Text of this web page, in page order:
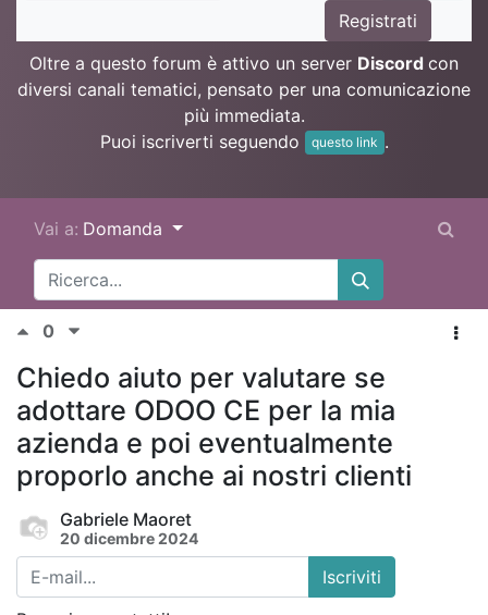
Registrati
Oltre a questo forum è attivo un server Discord con
diversi canali tematici, pensato per una comunicazione
più immediata.
Puoi iscriverti seguendo
questo link .
Vai a: Domanda
0
Chiedo aiuto per valutare se
adottare ODOO CE per la mia
azienda e poi eventualmente
proporlo anche ai nostri clienti
Gabriele Maoret
20 dicembre 2024
Iscriviti